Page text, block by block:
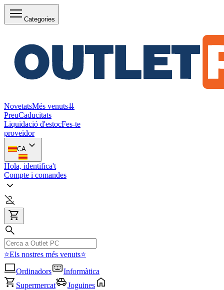
Categories
NovetatsMés venuts⇊
PreuCaducitats
Liquidació d'estocFes-te
proveïdor
CA
Hola, identifica't
Compte i comandes
⭐Els nostres més venuts⭐
Ordinadors
Informàtica
Supermercat
Joguines